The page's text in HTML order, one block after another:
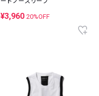
¥3,96020%OFF